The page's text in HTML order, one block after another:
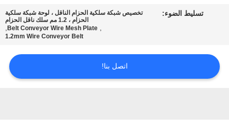
اطلب
تسليط الضوء:
تخصيص شبكة سلكية الحزام الناقل ، لوحة شبكة سلكية
الحزام ، 1.2 مم سلك ناقل الحزام
,
Belt Conveyor Wire Mesh Plate
,
1.2mm Wire Conveyor Belt
اتصل بنا!